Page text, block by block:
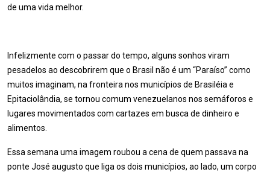
de uma vida melhor.
Infelizmente com o passar do tempo, alguns sonhos viram
pesadelos ao descobrirem que o Brasil não é um “Paraíso” como
muitos imaginam, na fronteira nos municípios de Brasiléia e
Epitaciolândia, se tornou comum venezuelanos nos semáforos e
lugares movimentados com cartazes em busca de dinheiro e
alimentos.
Essa semana uma imagem roubou a cena de quem passava na
ponte José augusto que liga os dois municípios, ao lado, um corpo